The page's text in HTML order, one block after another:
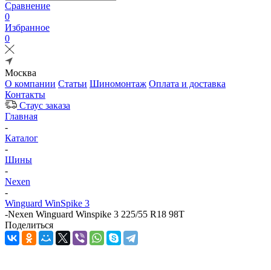
Сравнение
0
Избранное
0
Москва
О компании Статьи Шиномонтаж Оплата и доставка
Контакты
Стаус заказа
Главная
-
Каталог
-
Шины
-
Nexen
-
Winguard WinSpike 3
-Nexen Winguard Winspike 3 225/55 R18 98T
Поделиться